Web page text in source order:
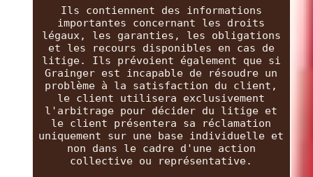
Ils contiennent des informations
importantes concernant les droits
légaux, les garanties, les obligations
et les recours disponibles en cas de
litige. Ils prévoient également que si
Grainger est incapable de résoudre un
problème à la satisfaction du client,
le client utilisera exclusivement
l'arbitrage pour décider du litige et
le client présentera sa réclamation
uniquement sur une base individuelle et
non dans le cadre d'une action
collective ou représentative.